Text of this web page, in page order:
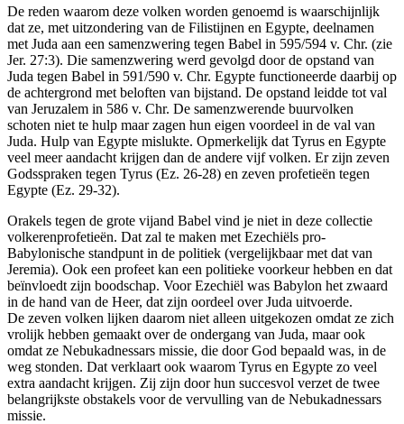
De reden waarom deze volken worden genoemd is waarschijnlijk
dat ze, met uitzondering van de Filistijnen en Egypte, deelnamen
met Juda aan een samenzwering tegen Babel in 595/594 v. Chr. (zie
Jer. 27:3). Die samenzwering werd gevolgd door de opstand van
Juda tegen Babel in 591/590 v. Chr. Egypte functioneerde daarbij op
de achtergrond met beloften van bijstand. De opstand leidde tot val
van Jeruzalem in 586 v. Chr. De samenzwerende buurvolken
schoten niet te hulp maar zagen hun eigen voordeel in de val van
Juda. Hulp van Egypte mislukte. Opmerkelijk dat Tyrus en Egypte
veel meer aandacht krijgen dan de andere vijf volken. Er zijn zeven
Godsspraken tegen Tyrus (Ez. 26-28) en zeven profetieën tegen
Egypte (Ez. 29-32).
Orakels tegen de grote vijand Babel vind je niet in deze collectie
volkerenprofetieën. Dat zal te maken met Ezechiëls pro-
Babylonische standpunt in de politiek (vergelijkbaar met dat van
Jeremia). Ook een profeet kan een politieke voorkeur hebben en dat
beïnvloedt zijn boodschap. Voor Ezechiël was Babylon het zwaard
in de hand van de Heer, dat zijn oordeel over Juda uitvoerde.
De zeven volken lijken daarom niet alleen uitgekozen omdat ze zich
vrolijk hebben gemaakt over de ondergang van Juda, maar ook
omdat ze Nebukadnessars missie, die door God bepaald was, in de
weg stonden. Dat verklaart ook waarom Tyrus en Egypte zo veel
extra aandacht krijgen. Zij zijn door hun succesvol verzet de twee
belangrijkste obstakels voor de vervulling van de Nebukadnessars
missie.